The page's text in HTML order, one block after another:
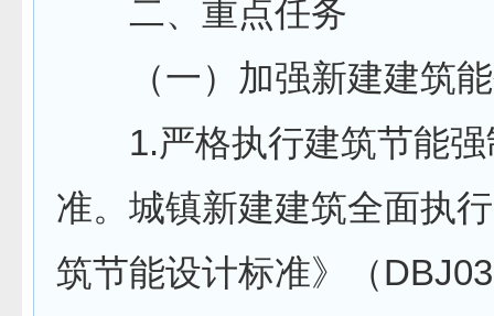
二、重点任务
（一）加强新建建筑能
1.严格执行建筑节能强
准。城镇新建建筑全面执
筑节能设计标准》（